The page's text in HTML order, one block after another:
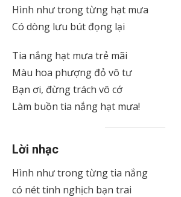
Hình như trong từng hạt mưa
Có dòng lưu bút đọng lại
Tia nắng hạt mưa trẻ mãi
Màu hoa phượng đỏ vô tư
Bạn ơi, đừng trách vô cớ
Làm buồn tia nắng hạt mưa!
Lời nhạc
Hình như trong từng tia nắng
có nét tinh nghịch bạn trai